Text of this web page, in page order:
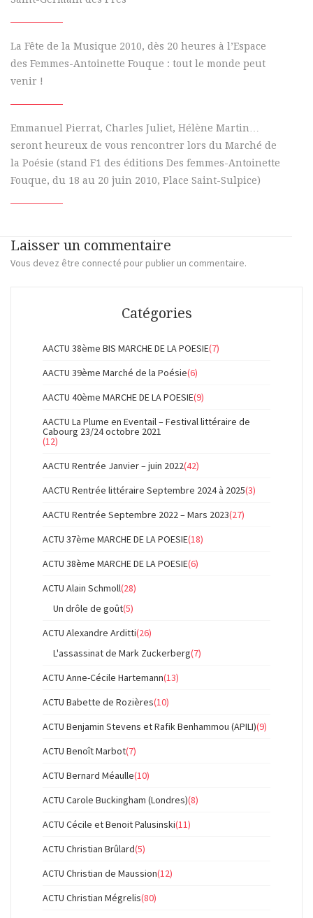
La Fête de la Musique 2010, dès 20 heures à l’Espace
des Femmes-Antoinette Fouque : tout le monde peut
venir !
Emmanuel Pierrat, Charles Juliet, Hélène Martin…
seront heureux de vous rencontrer lors du Marché de
la Poésie (stand F1 des éditions Des femmes-Antoinette
Fouque, du 18 au 20 juin 2010, Place Saint-Sulpice)
Laisser un commentaire
Vous devez être connecté pour publier un commentaire.
Catégories
AACTU 38ème BIS MARCHE DE LA POESIE(7)
AACTU 39ème Marché de la Poésie(6)
AACTU 40ème MARCHE DE LA POESIE(9)
AACTU La Plume en Eventail – Festival littéraire de
Cabourg 23/24 octobre 2021
(12)
AACTU Rentrée Janvier – juin 2022(42)
AACTU Rentrée littéraire Septembre 2024 à 2025(3)
AACTU Rentrée Septembre 2022 – Mars 2023(27)
ACTU 37ème MARCHE DE LA POESIE(18)
ACTU 38ème MARCHE DE LA POESIE(6)
ACTU Alain Schmoll(28)
Un drôle de goût(5)
ACTU Alexandre Arditti(26)
L'assassinat de Mark Zuckerberg(7)
ACTU Anne-Cécile Hartemann(13)
ACTU Babette de Rozières(10)
ACTU Benjamin Stevens et Rafik Benhammou (APILI)(9)
ACTU Benoît Marbot(7)
ACTU Bernard Méaulle(10)
ACTU Carole Buckingham (Londres)(8)
ACTU Cécile et Benoit Palusinski(11)
ACTU Christian Brûlard(5)
ACTU Christian de Maussion(12)
ACTU Christian Mégrelis(80)